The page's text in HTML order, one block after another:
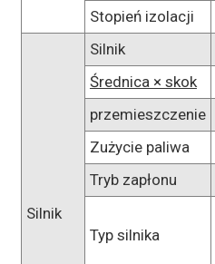
Stopień izolacji
Silnik
Silnik
Średnica × skok
przemieszczenie
Zużycie paliwa
Tryb zapłonu
Typ silnika